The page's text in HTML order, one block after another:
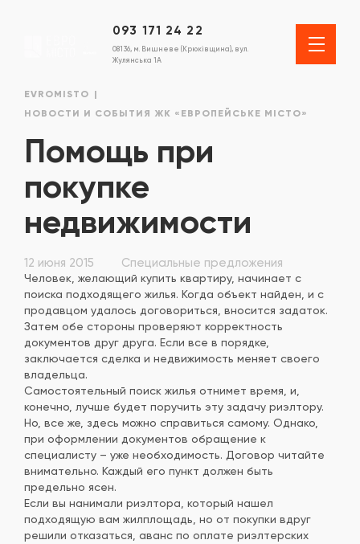
093 171 24 22
08136, м. Вишневе (Крюківщина), вул.
Жулянська 1А
EVROMISTO
НОВОСТИ И СОБЫТИЯ ЖК «ЕВРОПЕЙСЬКЕ МІСТО»
Помощь при
покупке
недвижимости
12 июня 2015 Специальные предложения
Человек, желающий купить квартиру, начинает с
поиска подходящего жилья. Когда объект найден, и с
продавцом удалось договориться, вносится задаток.
Затем обе стороны проверяют корректность
документов друг друга. Если все в порядке,
заключается сделка и недвижимость меняет своего
владельца.
Самостоятельный поиск жилья отнимет время, и,
конечно, лучше будет поручить эту задачу риэлтору.
Но, все же, здесь можно справиться самому. Однако,
при оформлении документов обращение к
специалисту – уже необходимость. Договор читайте
внимательно. Каждый его пункт должен быть
предельно ясен.
Если вы нанимали риэлтора, который нашел
подходящую вам жилплощадь, но от покупки вдруг
решили отказаться, аванс по оплате риэлтерских